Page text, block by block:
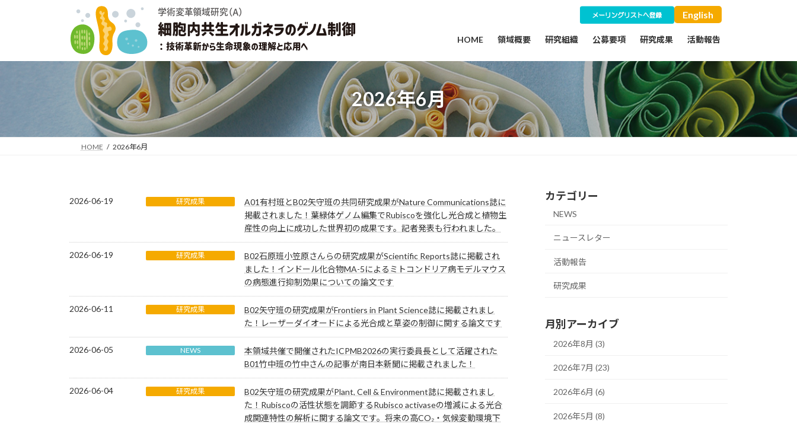
ツ
プ
シ
動
English
HOME 領域概要 研究組織 公募要項 研究成果 活動報告
2026年6月
HOME 2026年6月
2026-06-19 研究成果
A01有村班とB02矢守班の共同研究成果がNature Communications誌に
掲載されました！葉緑体ゲノム編集でRubiscoを強化し光合成と植物生
産性の向上に成功した世界初の成果です。記者発表も行われました。
2026-06-19 研究成果
B02石原班小笠原さんらの研究成果がScientific Reports誌に掲載され
ました！インドール化合物MA-5によるミトコンドリア病モデルマウス
の病態進行抑制効果についての論文です
2026-06-11 研究成果
B02矢守班の研究成果がFrontiers in Plant Science誌に掲載されまし
た！レーザーダイオードによる光合成と草姿の制御に関する論文です
2026-06-05 NEWS
本領域共催で開催されたICPMB2026の実行委員長として活躍された
B01竹中班の竹中さんの記事が南日本新聞に掲載されました！
2026-06-04 研究成果
B02矢守班の研究成果がPlant, Cell & Environment誌に掲載されまし
た！Rubiscoの活性状態を調節するRubisco activaseの増減による光合
成関連特性の解析に関する論文です。将来の高CO₂・気候変動環境下
カテゴリー
NEWS
ニュースレター
活動報告
研究成果
月別アーカイブ
2026年8月 (3)
2026年7月 (23)
2026年6月 (6)
2026年5月 (8)